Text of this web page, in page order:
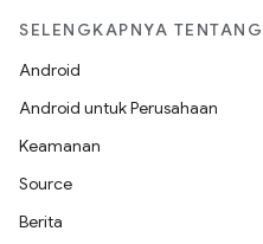
SELENGKAPNYA
Android
Android untuk Perusahaan
Keamanan
Source
Berita